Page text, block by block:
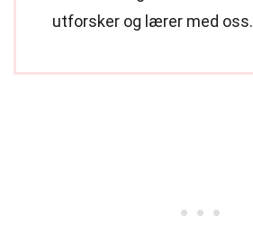
utforsker og lærer med oss.